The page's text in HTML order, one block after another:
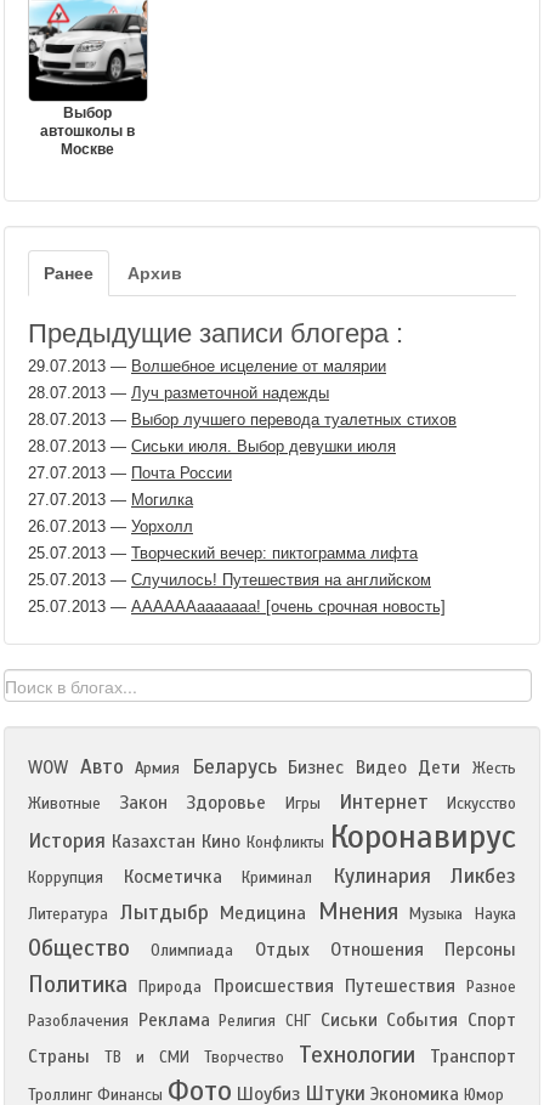
Выбор
автошколы в
Москве
Ранее Архив
Предыдущие записи блогера :
29.07.2013 — Волшебное исцеление от малярии
28.07.2013 — Луч разметочной надежды
28.07.2013 — Выбор лучшего перевода туалетных стихов
28.07.2013 — Сиськи июля. Выбор девушки июля
27.07.2013 — Почта России
27.07.2013 — Могилка
26.07.2013 — Уорхолл
25.07.2013 — Творческий вечер: пиктограмма лифта
25.07.2013 — Случилось! Путешествия на английском
25.07.2013 — ААААААааааааа! [очень срочная новость]
WOW Авто Армия Беларусь Бизнес Видео Дети
Жесть
Животные
Закон Здоровье Игры Интернет Искусство
История Казахстан Кино Конфликты Коронавирус
Коррупция Косметичка Криминал Кулинария Ликбез
Литература Лытдыбр Медицина Мнения Музыка Наука
Общество Олимпиада Отдых Отношения Персоны
Политика Природа Происшествия Путешествия
Разное
Разоблачения
Реклама Религия СНГ Сиськи События Спорт
Страны
ТВ и СМИ Творчество Технологии Транспорт
Троллинг Финансы Фото Шоубиз Штуки Экономика Юмор